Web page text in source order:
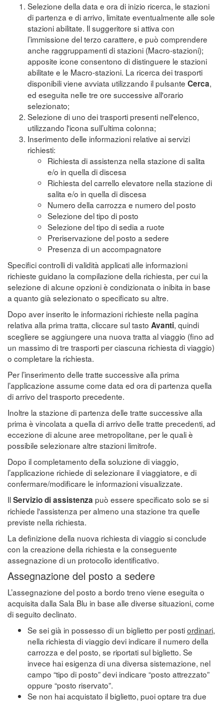
Selezione della data e ora di inizio ricerca, le stazioni
di partenza e di arrivo, limitate eventualmente alle sole
stazioni abilitate. Il suggeritore si attiva con
l’immissione del terzo carattere, e può comprendere
anche raggruppamenti di stazioni (Macro-stazioni);
apposite icone consentono di distinguere le stazioni
abilitate e le Macro-stazioni. La ricerca dei trasporti
disponibili viene avviata utilizzando il pulsante Cerca,
ed eseguita nelle tre ore successive all'orario
selezionato;
Selezione di uno dei trasporti presenti nell'elenco,
utilizzando l'icona sull’ultima colonna;
Inserimento delle informazioni relative ai servizi
richiesti:
Richiesta di assistenza nella stazione di salita
e/o in quella di discesa
Richiesta del carrello elevatore nella stazione di
salita e/o in quella di discesa
Numero della carrozza e numero del posto
Selezione del tipo di posto
Selezione del tipo di sedia a ruote
Preriservazione del posto a sedere
Presenza di un accompagnatore
Specifici controlli di validità applicati alle informazioni
richieste guidano la compilazione della richiesta, per cui la
selezione di alcune opzioni è condizionata o inibita in base
a quanto già selezionato o specificato su altre.
Dopo aver inserito le informazioni richieste nella pagina
relativa alla prima tratta, cliccare sul tasto Avanti, quindi
scegliere se aggiungere una nuova tratta al viaggio (fino ad
un massimo di tre trasporti per ciascuna richiesta di viaggio)
o completare la richiesta.
Per l’inserimento delle tratte successive alla prima
l’applicazione assume come data ed ora di partenza quella
di arrivo del trasporto precedente.
Inoltre la stazione di partenza delle tratte successive alla
prima è vincolata a quella di arrivo delle tratte precedenti, ad
eccezione di alcune aree metropolitane, per le quali è
possibile selezionare altre stazioni limitrofe.
Dopo il completamento della soluzione di viaggio,
l’applicazione richiede di selezionare il viaggiatore, e di
confermare/modificare le informazioni visualizzate.
IlServizio di assistenza può essere specificato solo se si
richiede l'assistenza per almeno una stazione tra quelle
previste nella richiesta.
La definizione della nuova richiesta di viaggio si conclude
con la creazione della richiesta e la conseguente
assegnazione di un protocollo identificativo.
Assegnazione del posto a sedere
L’assegnazione del posto a bordo treno viene eseguita o
acquisita dalla Sala Blu in base alle diverse situazioni, come
di seguito declinato.
Se sei già in possesso di un biglietto per postiordinari,
nella richiesta di viaggio devi indicare il numero della
carrozza e del posto, se riportati sul biglietto. Se
invece hai esigenza di una diversa sistemazione, nel
campo “tipo di posto” devi indicare “posto attrezzato”
oppure “posto riservato”.
Se non hai acquistato il biglietto, puoi optare tra due